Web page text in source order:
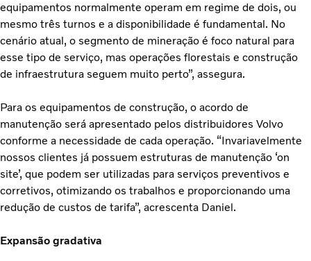
equipamentos normalmente operam em regime de dois, ou
mesmo três turnos e a disponibilidade é fundamental. No
cenário atual, o segmento de mineração é foco natural para
esse tipo de serviço, mas operações florestais e construção
de infraestrutura seguem muito perto”, assegura.
Para os equipamentos de construção, o acordo de
manutenção será apresentado pelos distribuidores Volvo
conforme a necessidade de cada operação. “Invariavelmente
nossos clientes já possuem estruturas de manutenção ‘on
site’, que podem ser utilizadas para serviços preventivos e
corretivos, otimizando os trabalhos e proporcionando uma
redução de custos de tarifa”, acrescenta Daniel.
Expansão gradativa